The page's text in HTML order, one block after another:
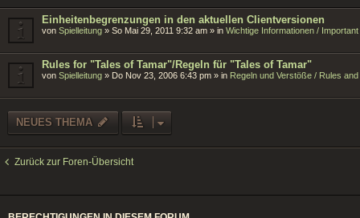
Einheitenbegrenzungen in den aktuellen Clientversionen
von Spielleitung » So Mai 29, 2011 9:32 am » in Wichtige Informationen /
Rules for "Tales of Tamar"/Regeln für "Tales of Tamar"
von Spielleitung » Do Nov 23, 2006 6:43 pm » in Regeln und Verstöße / Rules and
NEUES THEMA
Zurück zur Foren-Übersicht